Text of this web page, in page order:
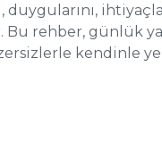
Bu rehber,
kendinle